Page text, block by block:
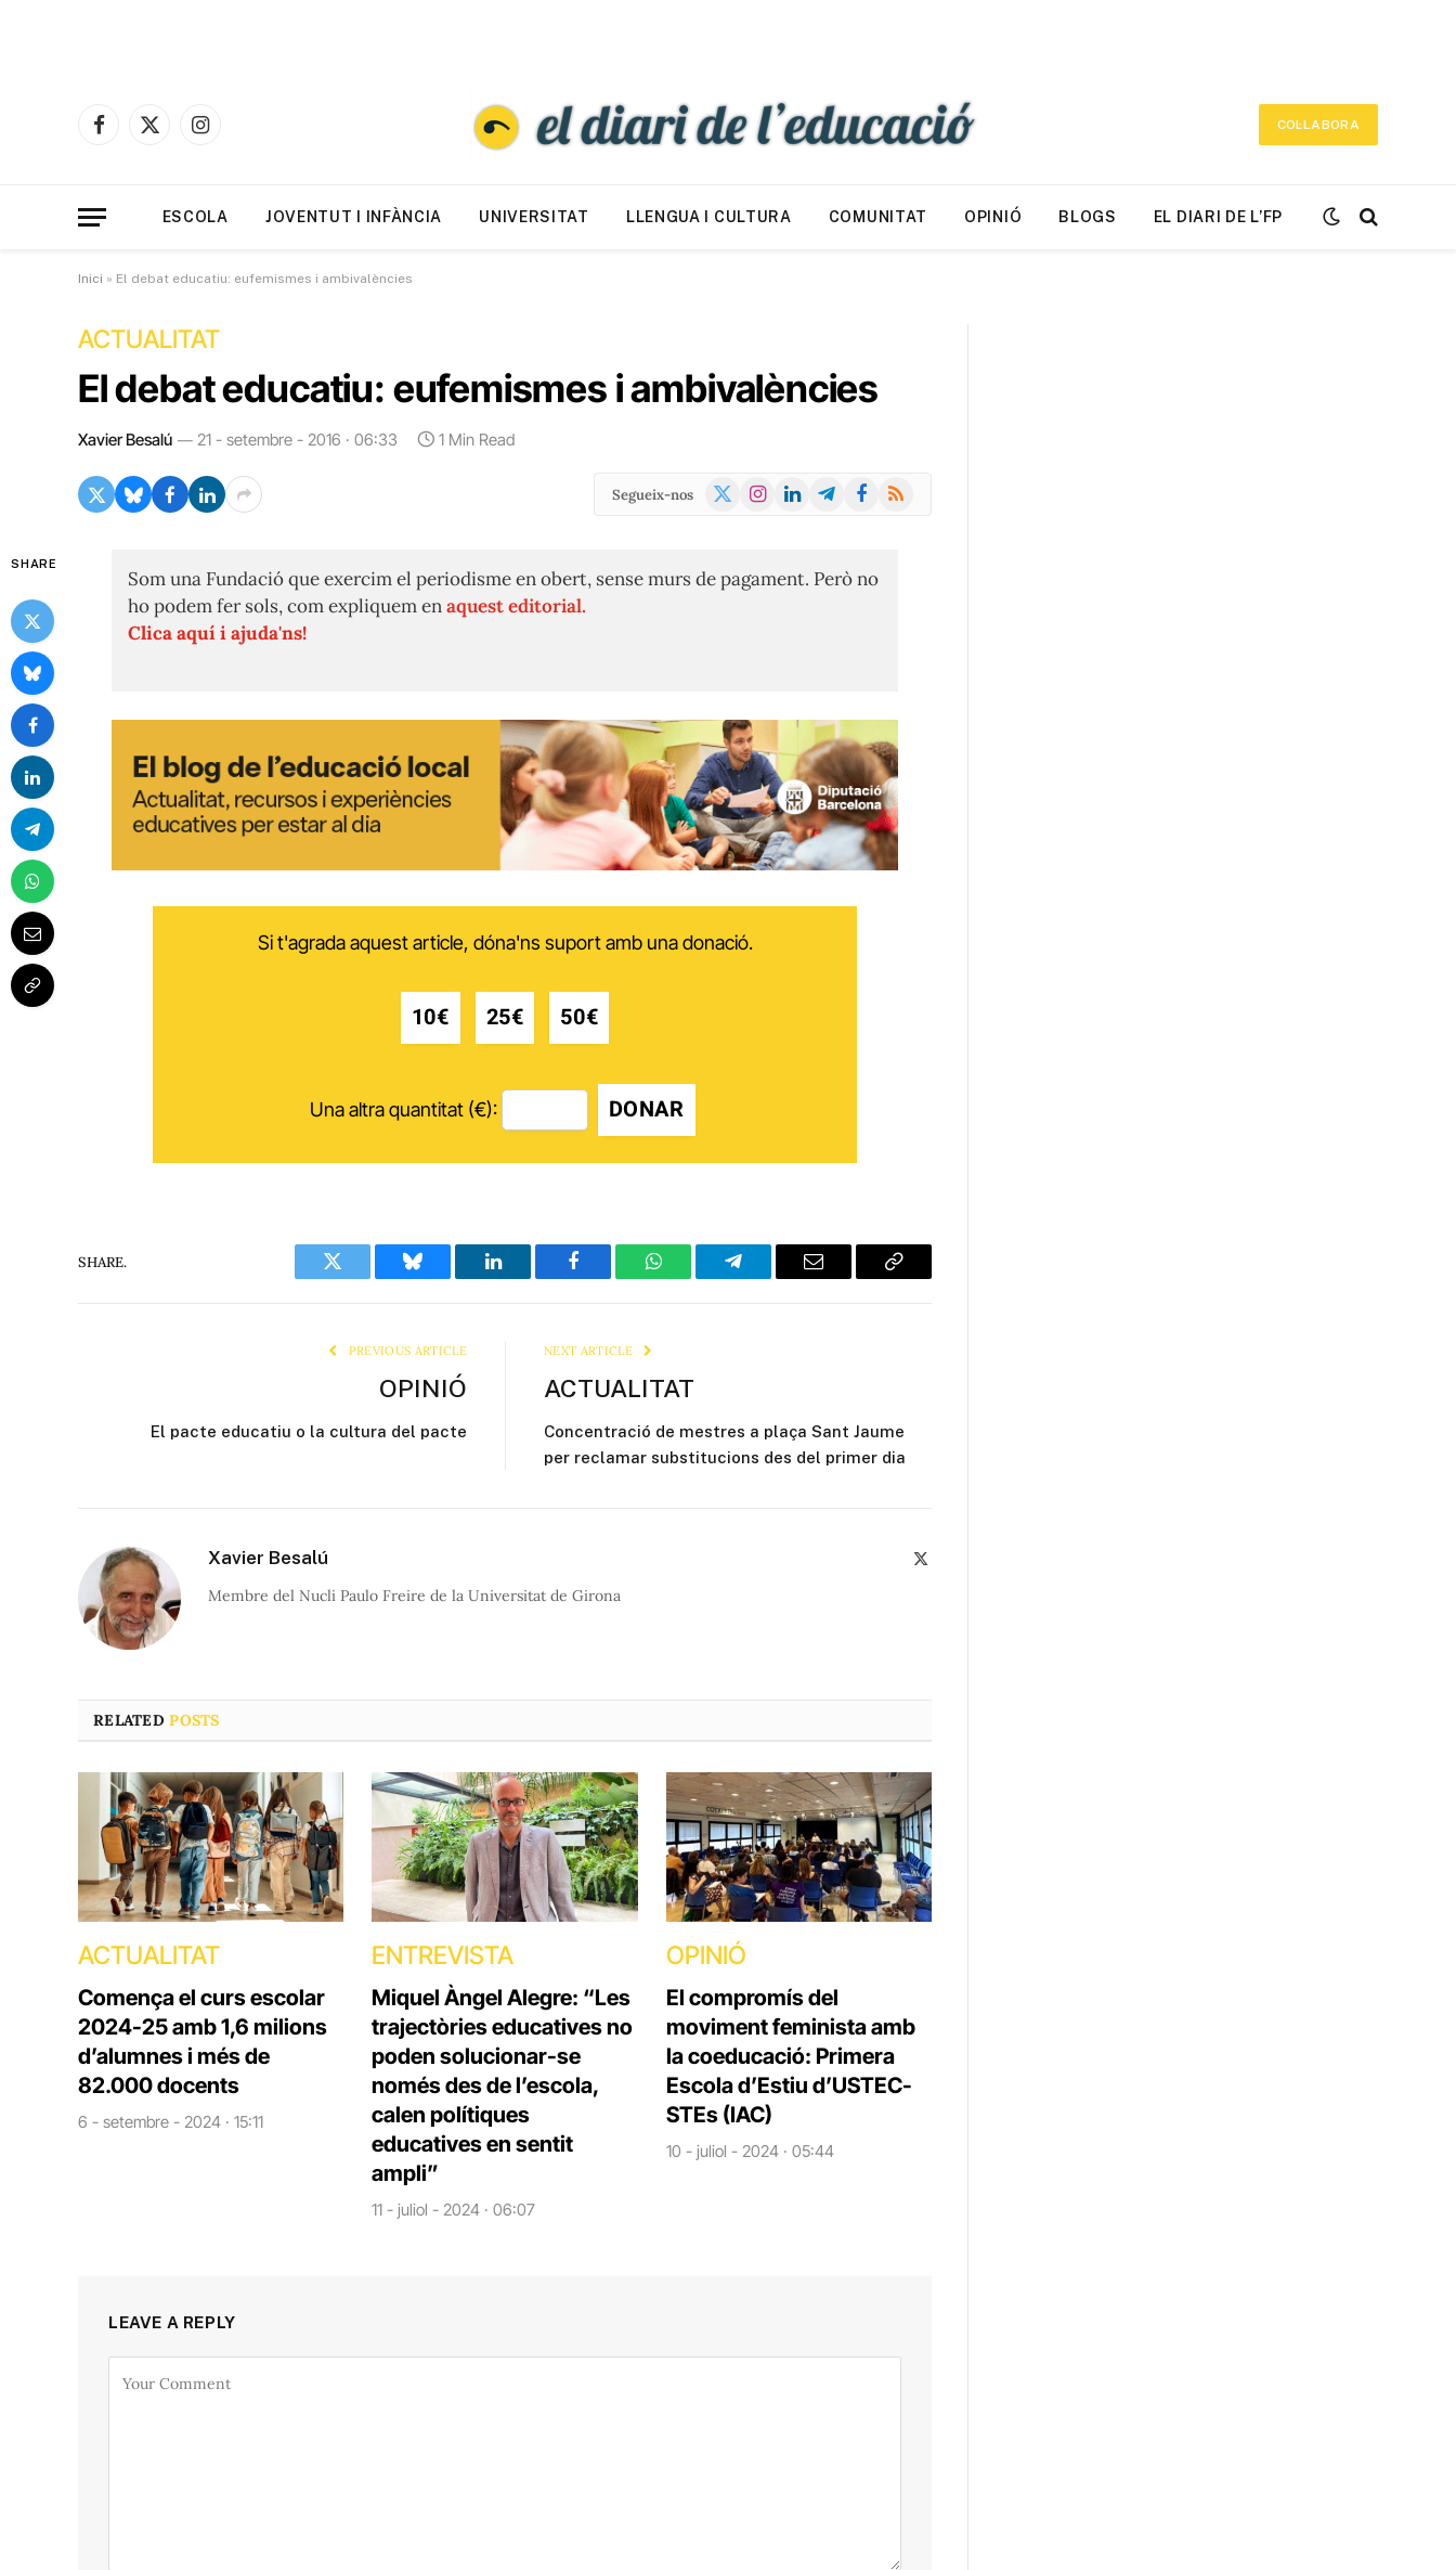
Facebook
X
Instagram
COL·LABORA
ESCOLA JOVENTUT I INFÀNCIA UNIVERSITAT LLENGUA I CULTURA COMUNITAT OPINIÓ BLOGS EL DIARI DE L’FP
Inici » El debat educatiu: eufemismes i ambivalències
ACTUALITAT
El debat educatiu: eufemismes i ambivalències
Xavier Besalú 21 - setembre - 2016 · 06:33 1 Min Read
Segueix-nos
X
Instagram
LinkedInTelegramFacebook
RSS
SHARE
Som una Fundació que exercim el periodisme en obert, sense murs de pagament. Però no
ho podem fer sols, com expliquem enaquest editorial.
Clica aquí i ajuda'ns!
Si t'agrada aquest article, dóna'ns suport amb una donació.
10€ 25€ 50€
Una altra quantitat (€): DONAR
SHARE.
Twitter Bluesky LinkedIn Facebook WhatsAppTelegram Email
Copy
PREVIOUS ARTICLE
OPINIÓ
El pacte educatiu o la cultura del pacte
NEXT ARTICLE
ACTUALITAT
Concentració de mestres a plaça Sant Jaume
per reclamar substitucions des del primer dia
Xavier Besalú
Membre del Nucli Paulo Freire de la Universitat de Girona
RELATEDPOSTS
ACTUALITAT
Comença el curs escolar
2024-25 amb 1,6 milions
d’alumnes i més de
82.000 docents
6 - setembre - 2024 · 15:11
ENTREVISTA
Miquel Àngel Alegre: “Les
trajectòries educatives no
poden solucionar-se
només des de l’escola,
calen polítiques
educatives en sentit
ampli”
11 - juliol - 2024 · 06:07
OPINIÓ
El compromís del
moviment feminista amb
la coeducació: Primera
Escola d’Estiu d’USTEC-
STEs (IAC)
10 - juliol - 2024 · 05:44
LEAVE A REPLY